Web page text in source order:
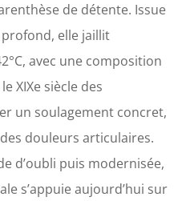
de détente. Issue
elle jaillit
avec une composition
XIXe siècle des
un soulagement concret,
douleurs articulaires.
d’oubli puis modernisée,
s’appuie aujourd’hui sur